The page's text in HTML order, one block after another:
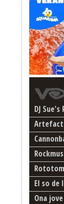
DJ
El so de
Ona jove